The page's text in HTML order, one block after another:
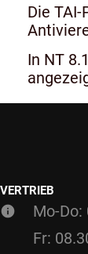
Die
In NT
VERTRIEB
Mo-Do:
Fr: